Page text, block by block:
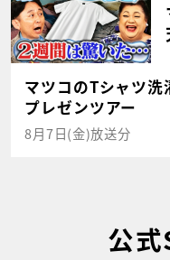
マツコのTシャツ
プレゼンツアー
8月7日(金)放送分
公式